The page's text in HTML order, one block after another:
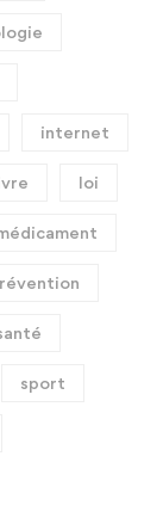
internet
loi
sport